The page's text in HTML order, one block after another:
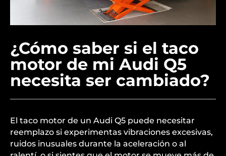
¿Cómo saber si el taco
motor de mi Audi Q5
necesita ser cambiado?
El taco motor de un Audi Q5 puede necesitar
reemplazo si experimentas vibraciones excesivas,
ruidos inusuales durante la aceleración o al